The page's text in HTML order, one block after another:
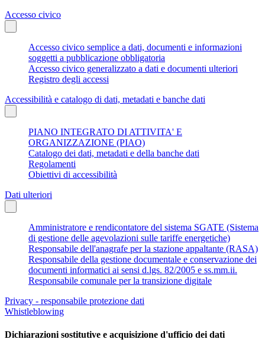
Accesso civico
Accesso civico semplice a dati, documenti e informazioni
soggetti a pubblicazione obbligatoria
Accesso civico generalizzato a dati e documenti ulteriori
Registro degli accessi
Accessibilità e catalogo di dati, metadati e banche dati
PIANO INTEGRATO DI ATTIVITA' E
ORGANIZZAZIONE (PIAO)
Catalogo dei dati, metadati e della banche dati
Regolamenti
Obiettivi di accessibilità
Dati ulteriori
Amministratore e rendicontatore del sistema SGATE (Sistema
di gestione delle agevolazioni sulle tariffe energetiche)
Responsabile dell'anagrafe per la stazione appaltante (RASA)
Responsabile della gestione documentale e conservazione dei
documenti informatici ai sensi d.lgs. 82/2005 e ss.mm.ii.
Responsabile comunale per la transizione digitale
Privacy - responsabile protezione dati
Whistleblowing
Dichiarazioni sostitutive e acquisizione d'ufficio dei dati